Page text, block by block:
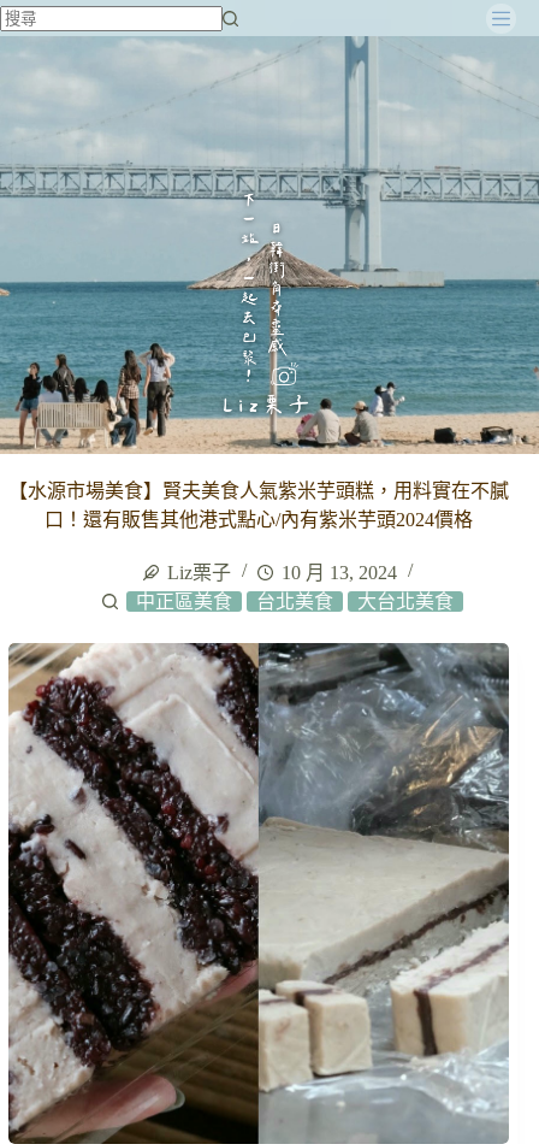
跳
容
【水源市場美食】賢夫美食人氣紫米芋頭糕，用料實在不膩
口！還有販售其他港式點心/內有紫米芋頭2024價格
Liz栗子
10 月 13, 2024
中正區美食
台北美食 大台北美食